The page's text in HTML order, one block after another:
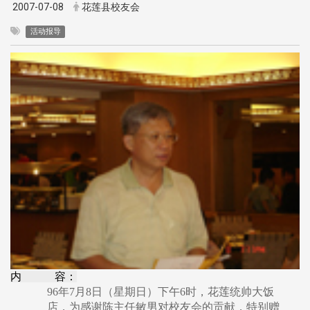
2007-07-08 花莲县校友会
活动报导
内 容：
96年7月8日（星期日）下午6时，花莲统帅大饭
店，为感谢陈主任敏男对校友会的贡献，特别赠